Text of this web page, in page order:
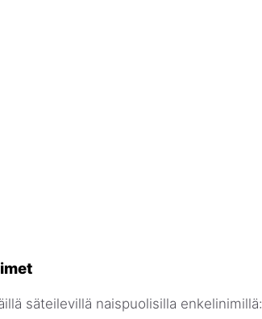
säteilevillä naispuolisilla enkelinimillä: